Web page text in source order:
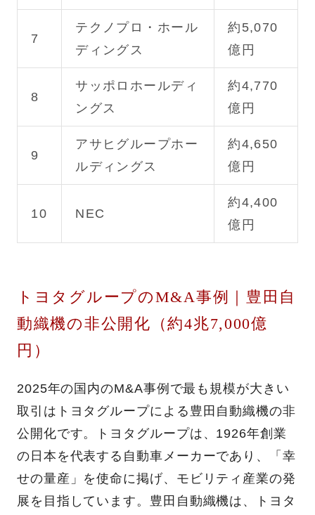
7
テクノプロ・ホール
ディングス
約5,070
億円
8
サッポロホールディ
ングス
約4,770
億円
9
アサヒグループホー
ルディングス
約4,650
億円
10 NEC
約4,400
億円
トヨタグループのM&A事例｜豊田自
動織機の非公開化（約4兆7,000億
円）
2025年の国内のM&A事例で最も規模が大きい
取引はトヨタグループによる豊田自動織機の非
公開化です。トヨタグループは、1926年創業
の日本を代表する自動車メーカーであり、「幸
せの量産」を使命に掲げ、モビリティ産業の発
展を目指しています。豊田自動織機は、トヨタ